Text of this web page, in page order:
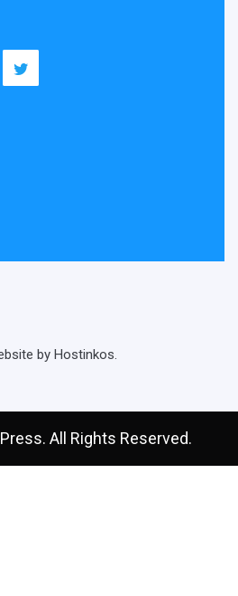
by Hostinkos.
All Rights Reserved.